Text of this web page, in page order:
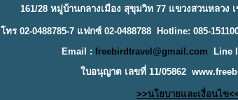
161/28 หมู่บ้านกลางเมือง สุขุมวิท 77 แขวงสวนหลวง
โทร 02-0488785-7 แฟกซ์ 02-0488788 Hotline: 085-
Email : freebirdtravel@gmail.com
Line
ใบอนุญาต เลขที่ 11/05862
>>นโยบายและเงื่อนไข